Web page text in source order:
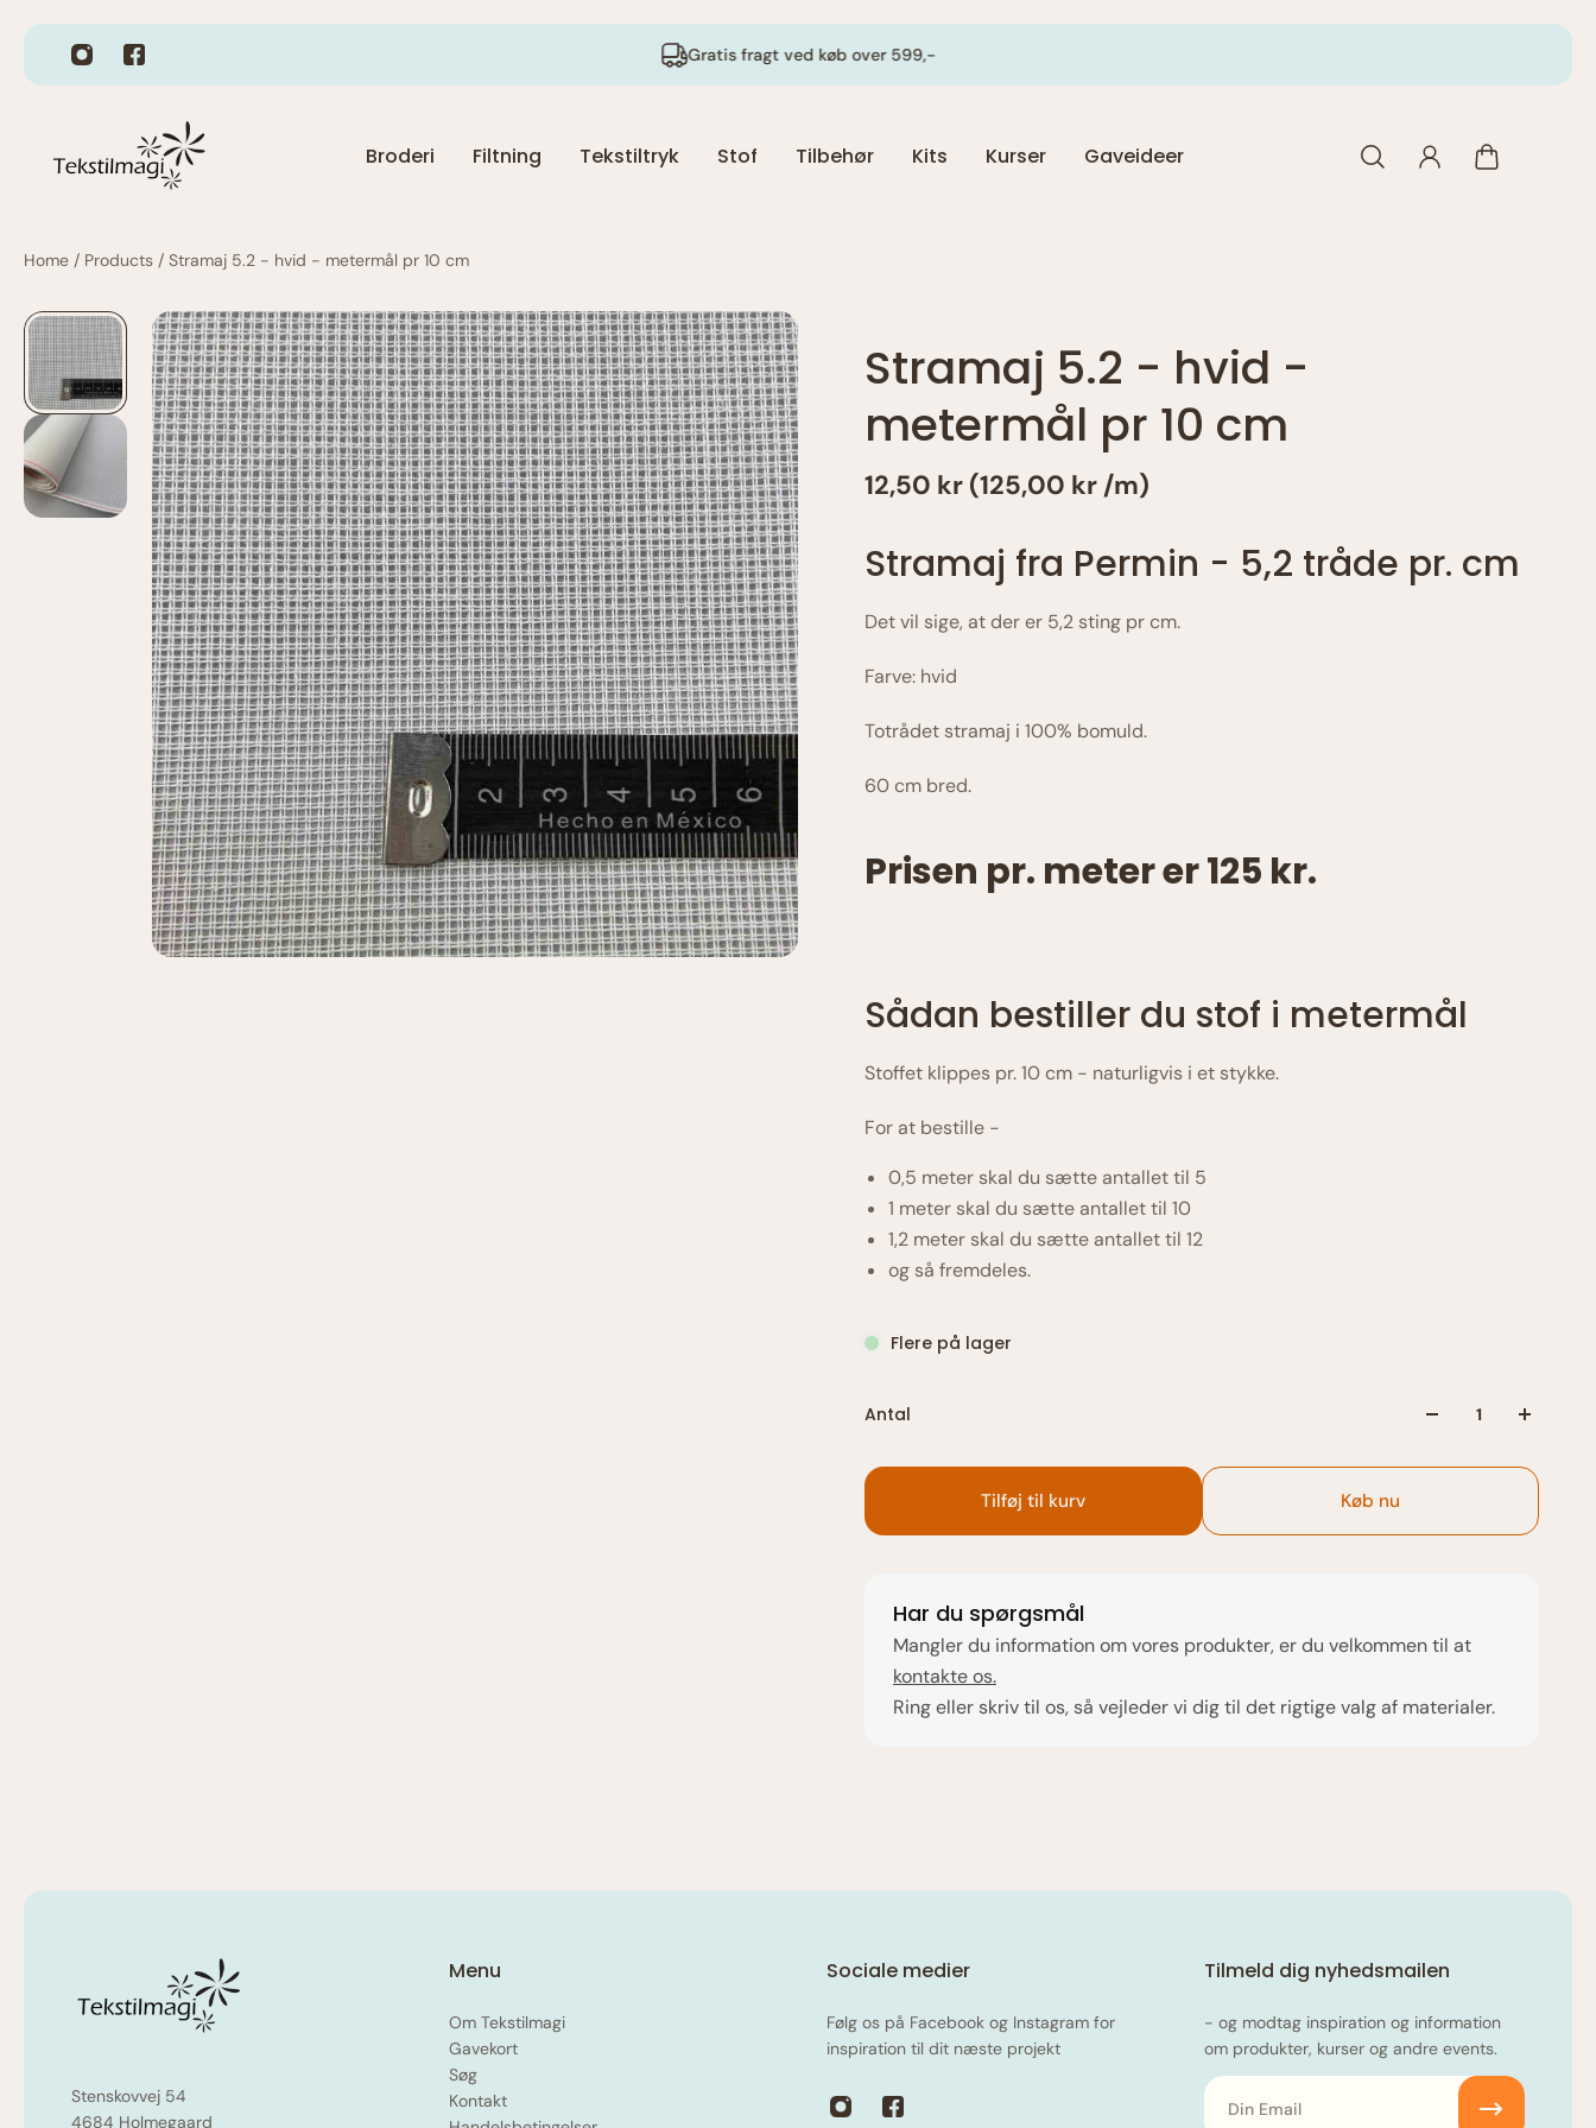
Fragt 49,- Gratis fragt ved køb over 599,-
Broderi Filtning Tekstiltryk Stof Tilbehør Kits Kurser Gaveideer
Home / Products / Stramaj 5.2 - hvid - metermål pr 10 cm
Stramaj 5.2 - hvid -
metermål pr 10 cm
12,50 kr (125,00 kr /m)
Stramaj fra Permin - 5,2 tråde pr. cm
Det vil sige, at der er 5,2 sting pr cm.
Farve: hvid
Totrådet stramaj i 100% bomuld.
60 cm bred.
Prisen pr. meter er 125 kr.
Sådan bestiller du stof i metermål
Stoffet klippes pr. 10 cm - naturligvis i et stykke.
For at bestille -
0,5 meter skal du sætte antallet til 5
1 meter skal du sætte antallet til 10
1,2 meter skal du sætte antallet til 12
og så fremdeles.
Flere på lager
Antal
Tilføj til kurv Køb nu
Har du spørgsmål
Mangler du information om vores produkter, er du velkommen til at
kontakte os.
Ring eller skriv til os, så vejleder vi dig til det rigtige valg af materialer.
Stenskovvej 54
4684 Holmegaard
Menu
Om Tekstilmagi
Gavekort
Søg
Kontakt
Sociale medier
Følg os på Facebook og Instagram for
inspiration til dit næste projekt
Tilmeld dig nyhedsmailen
- og modtag inspiration og information
om produkter, kurser og andre events.
Email